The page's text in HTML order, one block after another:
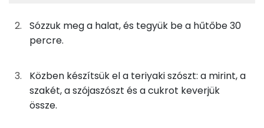
200glazac
254 kcal
2gmirin
2 kcal
2gszaké
19%
Fehérje
3%
Szénhidrát
4%
Zsír
74%
Víz
Nátrium
Foszfor
Sózzuk meg a halat, és tegyük be a hűtőbe 30
percre.
Közben készítsük el a teriyaki szószt: a mirint, a
szakét, a szójaszószt és a cukrot keverjük
össze.